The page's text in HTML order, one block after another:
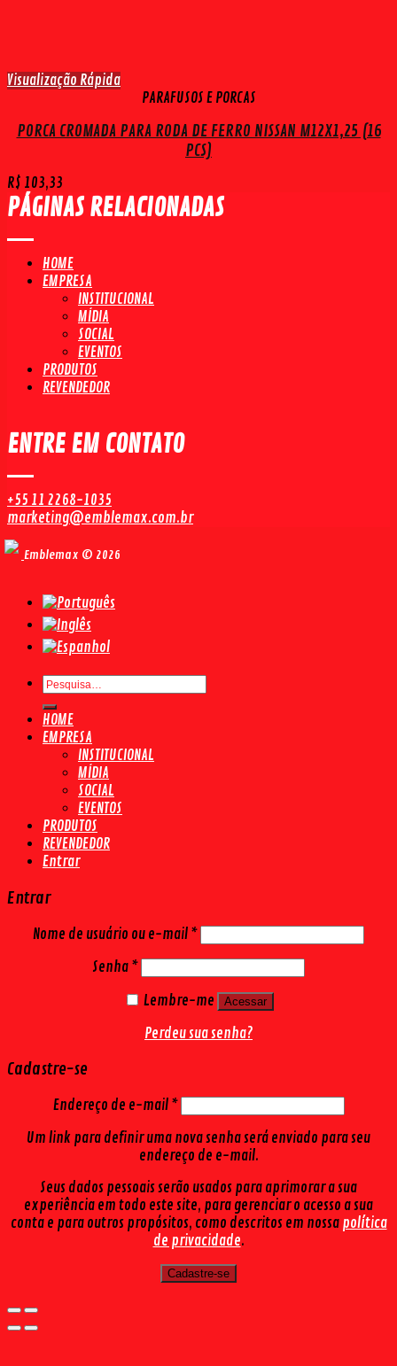
Visualização Rápida
PARAFUSOS E PORCAS
PORCA CROMADA PARA RODA DE FERRO NISSAN M12X1,25 (16
PCS)
R$ 103,33
PÁGINAS RELACIONADAS
HOME
EMPRESA
INSTITUCIONAL
MÍDIA
SOCIAL
EVENTOS
PRODUTOS
REVENDEDOR
ENTRE EM CONTATO
+55 11 2268-1035
marketing@emblemax.com.br
Emblemax © 2026
Pesquisar
por:
HOME
EMPRESA
INSTITUCIONAL
MÍDIA
SOCIAL
EVENTOS
PRODUTOS
REVENDEDOR
Entrar
Entrar
Nome de usuário ou e-mail *
Senha *
Lembre-me
Acessar
Perdeu sua senha?
Cadastre-se
Endereço de e-mail *
Um link para definir uma nova senha será enviado para seu
endereço de e-mail.
Seus dados pessoais serão usados para aprimorar a sua
experiência em todo este site, para gerenciar o acesso a sua
conta e para outros propósitos, como descritos em nossa política
de privacidade.
Cadastre-se